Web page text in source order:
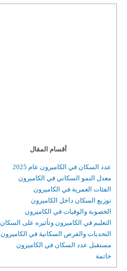
أقسام المقال
عدد السكان في الكاميرون عام 2025
معدل النمو السكاني في الكاميرون
الفئات العمرية في الكاميرون
توزيع السكان داخل الكاميرون
الخصوبة والوفيات في الكاميرون
التعليم في الكاميرون وتأثيره على السكان
التحديات والفرص السكانية في الكاميرون
مستقبل عدد السكان في الكاميرون
خاتمة